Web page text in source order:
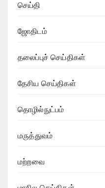
செய்தி
ஜோதிடம்
தலைப்புச் செய்திகள்
தேசிய செய்திகள்
தொழில்நுட்பம்
மருத்துவம்
மற்றவை